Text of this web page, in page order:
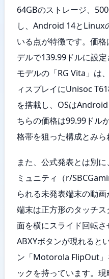
64GBのストレージ、
し、Android 14とLinux
いる点が特徴です。価
デルで139.99ドルに設
モデルの「RG Vita」は
ィスプレイにUnisoc
を搭載し、OSは
ちらの価格は99.99ドル
格帯を狙った構成とみら
また、公式発表とは別
ミュニティ（r/
られる未発表端末の動
端末は正方形のタッチ
面を横にスライド回転
ABXYボタンが現れると
ン「Motorola FlipOut」
ックを持っています。